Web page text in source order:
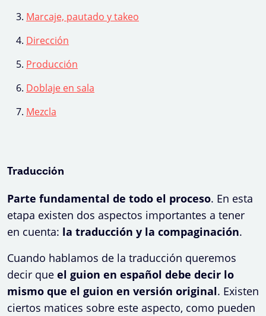
Marcaje, pautado y takeo
Dirección
Producción
Doblaje en sala
Mezcla
Traducción
Parte fundamental de todo el proceso. En esta
etapa existen dos aspectos importantes a tener
en cuenta: la traducción y la compaginación.
Cuando hablamos de la traducción queremos
decir que el guion en español debe decir lo
mismo que el guion en versión original. Existen
ciertos matices sobre este aspecto, como pueden